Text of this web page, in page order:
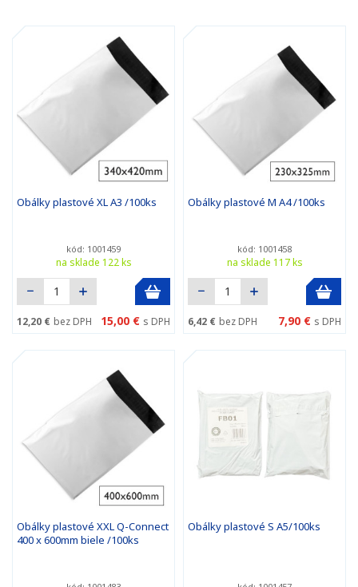
Obálky plastové XL A3 /100ks
kód: 1001459
na sklade 122 ks
12,20 € bez DPH 15,00 € s DPH
Obálky plastové M A4 /100ks
kód: 1001458
na sklade 117 ks
6,42 € bez DPH 7,90 € s DPH
Obálky plastové XXL Q-Connect
400 x 600mm biele /100ks
Obálky plastové S A5/100ks